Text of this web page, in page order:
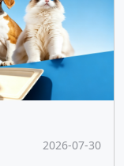
2026-07-30